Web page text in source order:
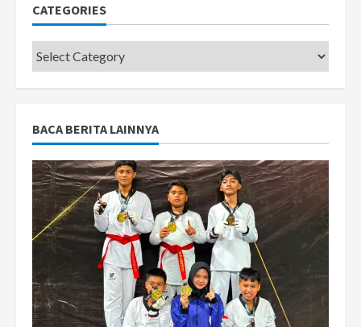
CATEGORIES
Categories
BACA BERITA LAINNYA